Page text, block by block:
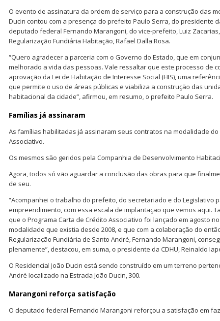
O evento de assinatura da ordem de serviço para a construção das
Ducin contou com a presença do prefeito Paulo Serra, do presidente
deputado federal Fernando Marangoni, do vice-prefeito, Luiz
Regularização Fundiária Habitação, Rafael Dalla Rosa.
“Quero agradecer a parceria com o Governo do Estado, que em
melhorado a vida das pessoas. Vale ressaltar que este processo de
aprovação da Lei de Habitação de Interesse Social (HIS), uma
que permite o uso de áreas públicas e viabiliza a construção das
habitacional da cidade”, afirmou, em resumo, o prefeito Paulo Serra.
Famílias já assinaram
As famílias habilitadas já assinaram seus contratos na modalidade
Associativo.
Os mesmos são geridos pela Companhia de Desenvolvimento
Agora, todos só vão aguardar a conclusão das obras para que
de seu.
“Acompanhei o trabalho do prefeito, do secretariado e do Legislativo
empreendimento, com essa escala de implantação que vemos aqui.
que o Programa Carta de Crédito Associativo foi lançado em agosto
modalidade que existia desde 2008, e que com a colaboração do
Regularização Fundiária de Santo André, Fernando Marangoni,
plenamente”, destacou, em suma, o presidente da CDHU, Reinaldo
O Residencial João Ducin está sendo construído em um terreno
André localizado na Estrada João Ducin, 300.
Marangoni reforça satisfação
O deputado federal Fernando Marangoni reforçou a satisfação em